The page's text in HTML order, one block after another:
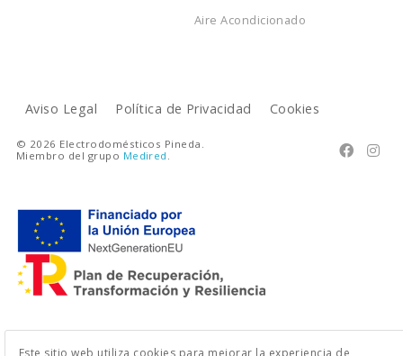
Aire Acondicionado
Aviso Legal Política de Privacidad Cookies
 
© 2026 Electrodomésticos Pineda.
Miembro del grupo Medired
Este sitio web utiliza cookies para mejorar la experiencia de